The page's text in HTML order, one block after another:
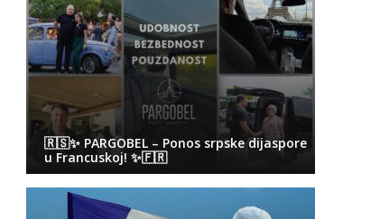
🇷🇸✨ PARGOBEL – Ponos srpske dijaspore
u Francuskoj! ✨🇫🇷